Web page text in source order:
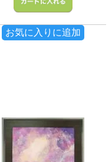
お気に入りに追加